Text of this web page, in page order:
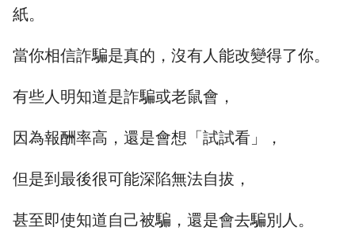
紙。
當你相信詐騙是真的，沒有人能改變得了你。
有些人明知道是詐騙或老鼠會，
因為報酬率高，還是會想「試試看」，
但是到最後很可能深陷無法自拔，
甚至即使知道自己被騙，還是會去騙別人。